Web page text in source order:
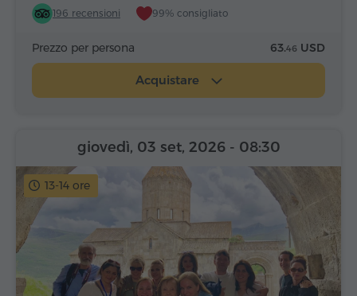
196 recensioni 99% consigliato
Prezzo per persona 63.46 USD
Acquistare
13-14 ore
giovedì, 03 set, 2026 - 08:30